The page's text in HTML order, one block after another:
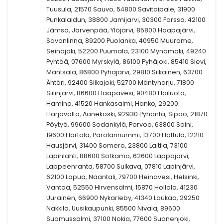
Tuusula, 21570 Sauvo, 54800 Savitaipale, 31900
Punkalaidun, 38800 Jamijarvi, 30300 Forssa, 42100
Jämsä, Järvenpää, Ylöjärvi, 85800 Haapajärvi,
Savonlinna, 89200 Puolanka, 40950 Muurame,
Seinäjoki, 52200 Puumala, 23100 Mynämäki, 49240
Pyhtää, 07600 Myrskylä, 86100 Pyhäjoki, 85410 Sievi,
Mäntsälä, 86800 Pyhäjärvi, 29810 Siikainen, 63700
Ähtäri, 92400 Siikajoki, 52700 Mäntyharju, 71800
Siilinjärvi, 86600 Haapavesi, 90480 Hailuoto,
Hamina, 41520 Hankasalmi, Hanko, 29200
Harjavalta, Äänekoski, 92930 Pyhäntä, Sipoo, 21870
Pöytyä, 99600 Sodankylä, Porvoo, 63800 Soini,
19600 Hartola, Parolannummi, 13700 Hattula, 12210
Hausjärvi, 31400 Somero, 23800 Laitila, 73100
Lapinlahti, 88600 Sotkamo, 62600 Lappajärvi,
Lappeenranta, 58700 Sulkava, 07810 Lapinjärvi,
62100 Lapua, Naantali, 79700 Heinävesi, Helsinki,
Vantaa, 52550 Hirvensalmi, 15870 Hollola, 41230
Uurainen, 66900 Nykarleby, 41340 Laukaa, 29250
Nakkila, Uusikaupunki, 85500 Nivala, 89600
Suomussalmi, 37100 Nokia, 77600 Suonenjoki,